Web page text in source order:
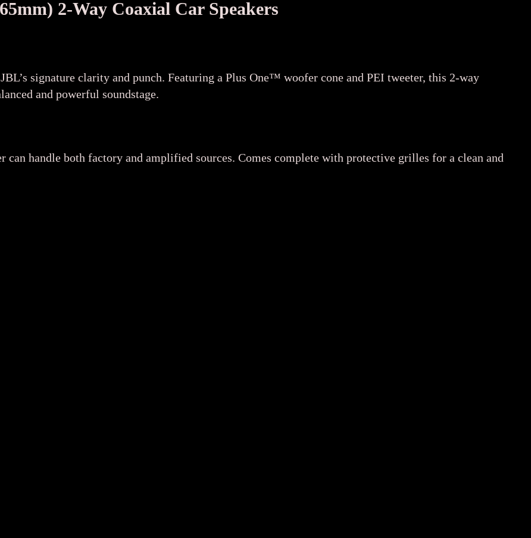
2-Way Coaxial Car Speakers
signature clarity and punch. Featuring a Plus One™ woofer cone and PEI tweeter, this 2-way
and powerful soundstage.
can handle both factory and amplified sources. Comes complete with protective grilles for a clean and